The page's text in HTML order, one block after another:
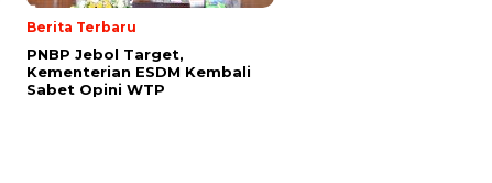
Berita Terbaru
PNBP Jebol Target,
Kementerian ESDM Kembali
Sabet Opini WTP